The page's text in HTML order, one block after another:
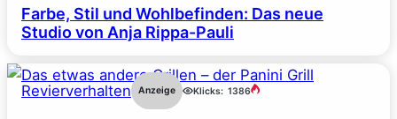
Farbe, Stil und Wohlbefinden: Das neue
Studio von Anja Rippa-Pauli
Revierverhalten Anzeige Klicks: 1386